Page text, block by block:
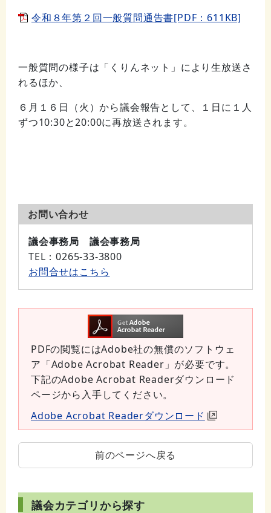
令和８年第２回一般質問通告書[PDF：611KB]
一般質問の様子は「くりんネット」により生放送さ
れるほか、
６月１６日（火）から議会報告として、１日に１人
ずつ10:30と20:00に再放送されます。
お問い合わせ
議会事務局 議会事務局
TEL ：0265-33-3800
お問合せはこちら
PDFの閲覧にはAdobe社の無償のソフトウェ
ア「Adobe Acrobat Reader」が必要です。
下記のAdobe Acrobat Readerダウンロード
ページから入手してください。
Adobe Acrobat Readerダウンロード
前のページへ戻る
議会カテゴリから探す